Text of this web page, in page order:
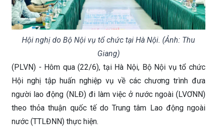
Hội nghị do Bộ Nội vụ tổ chức tại Hà Nội. (Ảnh: Thu
Giang)
(PLVN) - Hôm qua (22/6), tại Hà Nội, Bộ Nội vụ tổ chức
Hội nghị tập huấn nghiệp vụ về các chương trình đưa
người lao động (NLĐ) đi làm việc ở nước ngoài (LVƠNN)
theo thỏa thuận quốc tế do Trung tâm Lao động ngoài
nước (TTLĐNN) thực hiện.